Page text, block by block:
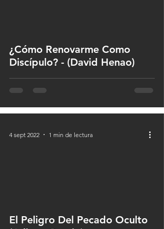
¿Cómo Renovarme Como
Discípulo? - (David Henao)
El Peligro Del Pecado Oculto
4 sept 2022 1 min de lectura